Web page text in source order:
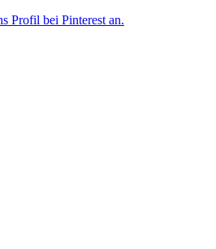
Profil bei Pinterest an.